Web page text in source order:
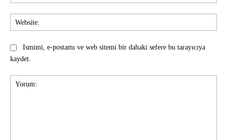
Ismimi, e-postamı ve web sitemi bir dahaki sefere bu tarayıcıya
kaydet.